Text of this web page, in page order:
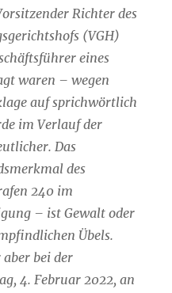
Richter des
(VGH)
eines
waren – wegen
auf sprichwörtlich
im Verlauf der
Das
des
240 im
– ist Gewalt oder
Übels.
bei der
4. Februar 2022, an